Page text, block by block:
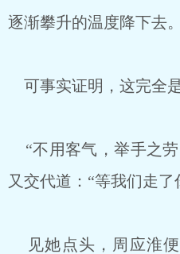
逐渐攀升的温度降下去。
可事实证明，这完全是
“不用客气，举手之劳
又交代道：“等我们走了
见她点头，周应淮